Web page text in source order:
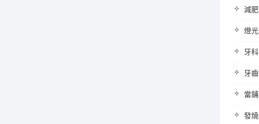
減
燈
牙
牙
當
發